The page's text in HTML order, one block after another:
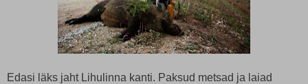
Edasi läks jaht Lihulinna kanti. Paksud metsad ja laiad